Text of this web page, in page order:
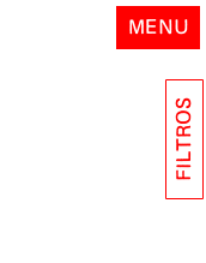
MENU
FILTROS